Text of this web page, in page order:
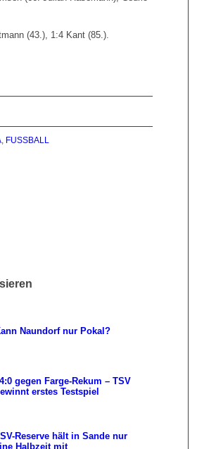
(43.), 1:4 Kant (85.).
FUSSBALL
Naundorf nur Pokal?
gegen Farge-Rekum – TSV
erstes Testspiel
Reserve hält in Sande nur
Halbzeit mit